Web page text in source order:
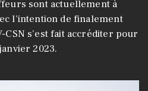
sont actuellement à
l’intention de finalement
s’est fait accréditer pour
2023.